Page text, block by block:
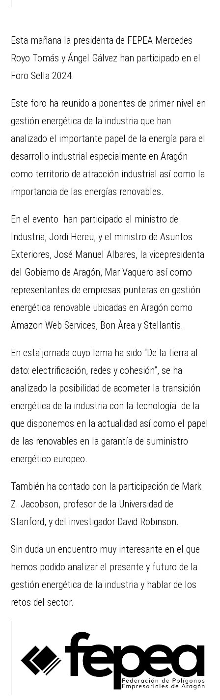
Esta mañana la presidenta de FEPEA Mercedes
Royo Tomás y Ángel Gálvez han participado en el
Foro Sella 2024.
Este foro ha reunido a ponentes de primer nivel en
gestión energética de la industria que han
analizado el importante papel de la energía para el
desarrollo industrial especialmente en Aragón
como territorio de atracción industrial así como la
importancia de las energías renovables.
En el evento han participado el ministro de
Industria, Jordi Hereu, y el ministro de Asuntos
Exteriores, José Manuel Albares, la vicepresidenta
del Gobierno de Aragón, Mar Vaquero así como
representantes de empresas punteras en gestión
energética renovable ubicadas en Aragón como
Amazon Web Services, Bon Àrea y Stellantis.
En esta jornada cuyo lema ha sido “De la tierra al
dato: electrificación, redes y cohesión”, se ha
analizado la posibilidad de acometer la transición
energética de la industria con la tecnología de la
que disponemos en la actualidad así como el papel
de las renovables en la garantía de suministro
energético europeo.
También ha contado con la participación de Mark
Z. Jacobson, profesor de la Universidad de
Stanford, y del investigador David Robinson.
Sin duda un encuentro muy interesante en el que
hemos podido analizar el presente y futuro de la
gestión energética de la industria y hablar de los
retos del sector.